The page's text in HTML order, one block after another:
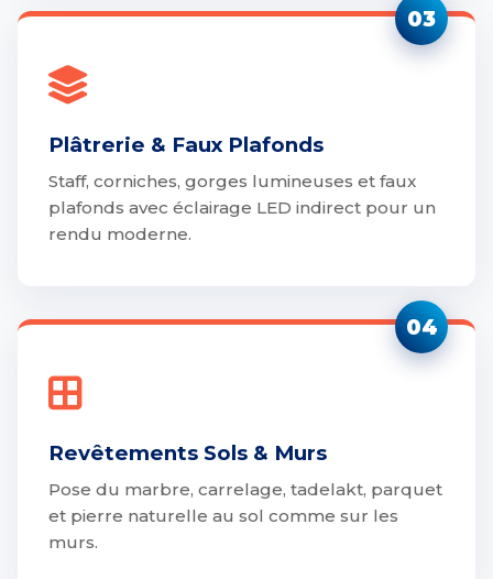
03
Plâtrerie & Faux Plafonds
Staff, corniches, gorges lumineuses et faux
plafonds avec éclairage LED indirect pour un
rendu moderne.
04
Revêtements Sols & Murs
Pose du marbre, carrelage, tadelakt, parquet
et pierre naturelle au sol comme sur les
murs.